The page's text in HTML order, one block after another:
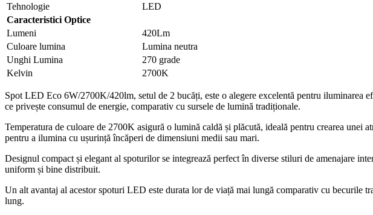
Tehnologie
LED
Caracteristici Optice
Lumeni
420Lm
Culoare lumina
Lumina neutra
Unghi Lumina
270 grade
Kelvin
2700K
Spot LED Eco 6W/2700K/420lm, setul de 2 bucăți, este o alegere excelentă pentru iluminarea
ce privește consumul de energie, comparativ cu sursele de lumină tradiționale.
Temperatura de culoare de 2700K asigură o lumină caldă și plăcută, ideală pentru crearea
pentru a ilumina cu ușurință încăperi de dimensiuni medii sau mari.
Designul compact și elegant al spoturilor se integrează perfect în diverse stiluri de amenajare
uniform și bine distribuit.
Un alt avantaj al acestor spoturi LED este durata lor de viață mai lungă comparativ cu becurile
lung.